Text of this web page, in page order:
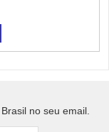
no seu email.